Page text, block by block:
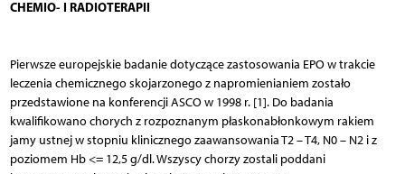
CHEMIO- I RADIOTERAPII
Pierwsze europejskie badanie dotyczące zastosowania EPO w trakcie
leczenia chemicznego skojarzonego z napromienianiem zostało
przedstawione na konferencji ASCO w 1998 r. [1]. Do badania
kwalifikowano chorych z rozpoznanym płaskonabłonkowym rakiem
jamy ustnej w stopniu klinicznego zaawansowania T2 – T4, N0 – N2 i z
poziomem Hb <= 12,5 g/dl. Wszyscy chorzy zostali poddani